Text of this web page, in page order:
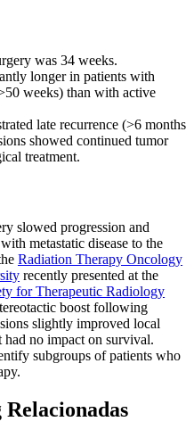
was 34 weeks.
longer in patients with
weeks) than with active
late recurrence (>6 months
showed continued tumor
treatment.
slowed progression and
metastatic disease to the
Radiation Therapy Oncology
recently presented at the
for Therapeutic Radiology
boost following
slightly improved local
no impact on survival.
subgroups of patients who